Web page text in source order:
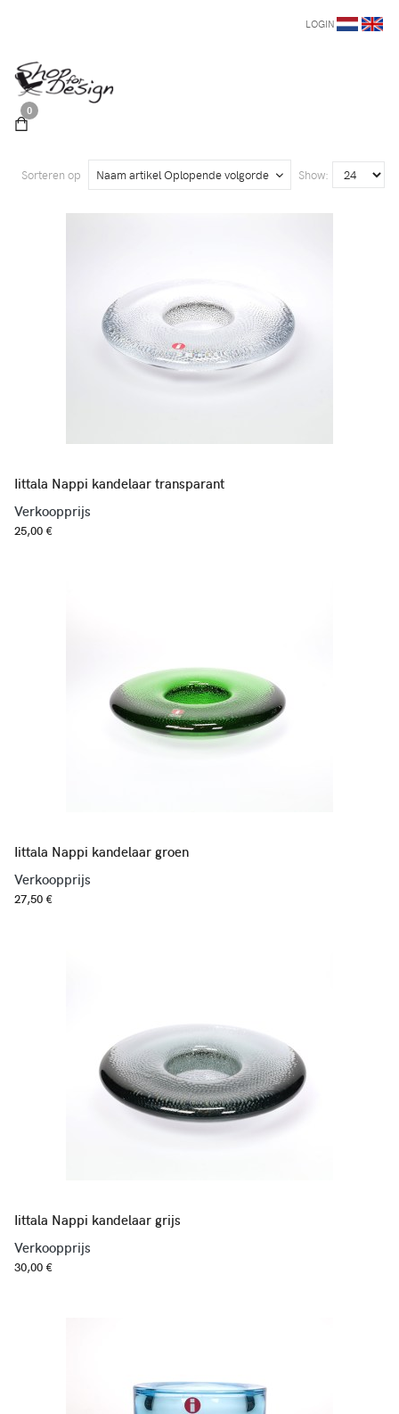
LOGIN
0
Sorteren op Naam artikel Oplopende volgorde Show:
Iittala Nappi kandelaar transparant
Verkoopprijs
25,00 €
Iittala Nappi kandelaar groen
Verkoopprijs
27,50 €
Iittala Nappi kandelaar grijs
Verkoopprijs
30,00 €